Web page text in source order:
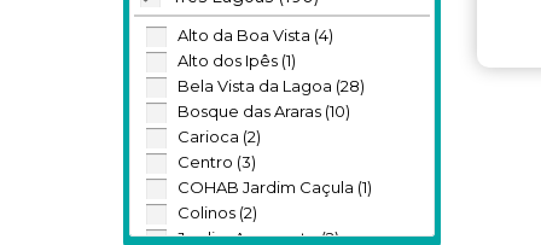
Alto da Boa Vista (4)
Alto dos Ipês (1)
Bela Vista da Lagoa (28)
Bosque das Araras (10)
Carioca (2)
Centro (3)
COHAB Jardim Caçula (1)
Colinos (2)
Jardim Aeroporto (2)